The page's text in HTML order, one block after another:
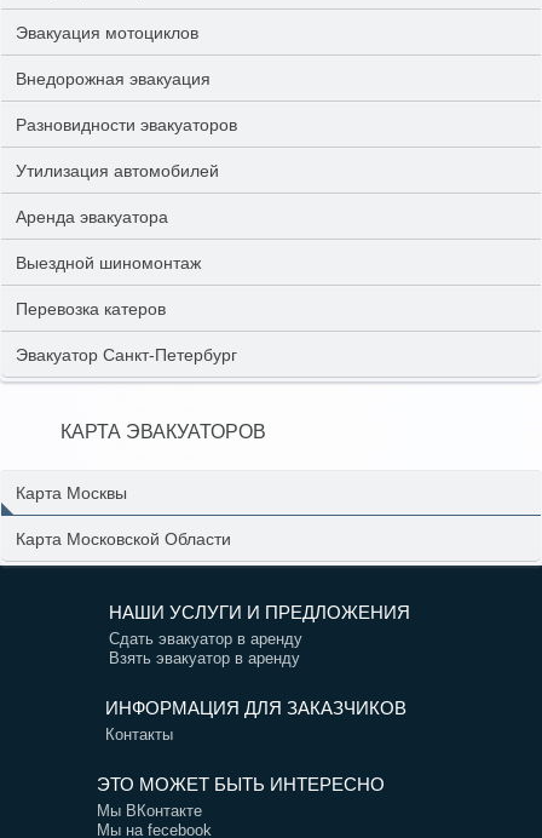
Эвакуация мотоциклов
Внедорожная эвакуация
Разновидности эвакуаторов
Утилизация автомобилей
Аренда эвакуатора
Выездной шиномонтаж
Перевозка катеров
Эвакуатор Санкт-Петербург
КАРТА ЭВАКУАТОРОВ
Карта Москвы
Карта Московской Области
НАШИ УСЛУГИ И ПРЕДЛОЖЕНИЯ
Сдать эвакуатор в аренду
Взять эвакуатор в аренду
ИНФОРМАЦИЯ ДЛЯ ЗАКАЗЧИКОВ
Контакты
ЭТО МОЖЕТ БЫТЬ ИНТЕРЕСНО
Мы ВКонтакте
Мы на fecebook